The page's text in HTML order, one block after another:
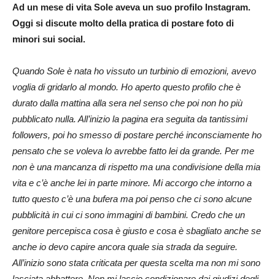
Ad un mese di vita Sole aveva un suo profilo Instagram.
Oggi si discute molto della pratica di postare foto di
minori sui social.
Quando Sole è nata ho vissuto un turbinio di emozioni, avevo
voglia di gridarlo al mondo. Ho aperto questo profilo che è
durato dalla mattina alla sera nel senso che poi non ho più
pubblicato nulla. All’inizio la pagina era seguita da tantissimi
followers, poi ho smesso di postare perché inconsciamente ho
pensato che se voleva lo avrebbe fatto lei da grande. Per me
non è una mancanza di rispetto ma una condivisione della mia
vita e c’è anche lei in parte minore. Mi accorgo che intorno a
tutto questo c’è una bufera ma poi penso che ci sono alcune
pubblicità in cui ci sono immagini di bambini. Credo che un
genitore percepisca cosa è giusto e cosa è sbagliato anche se
anche io devo capire ancora quale sia strada da seguire.
All’inizio sono stata criticata per questa scelta ma non mi sono